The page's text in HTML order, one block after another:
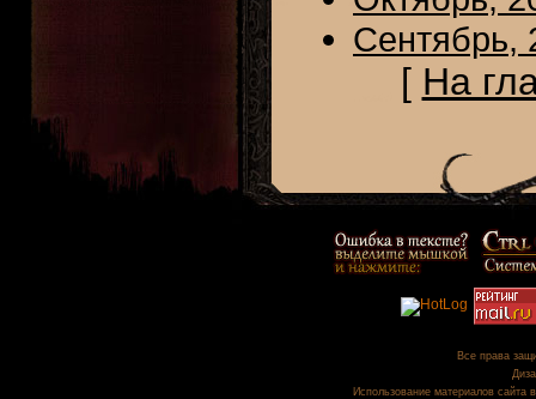
Сентябрь,
[ На
Все права
Использование материалов сайта